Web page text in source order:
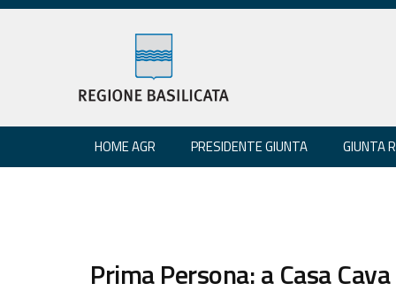
HOME AGR PRESIDENTE GIUNTA GIUNTA
Prima Persona: a Casa